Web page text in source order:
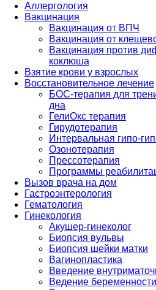
Аллергология
Вакцинация
Вакцинация от ВПЧ
Вакцинация от
Вакцинация против
коклюша
Взятие крови у взрослых
Восстановительное лечение
БОС-терапия для
дна
ГелиОкс терапия
Гирудотерапия
Интервальная гипо-
Озонотерапия
Прессотерапия
Программы
Вызов врача на дом
Гастроэнтерология
Гематология
Гинекология
Акушер-гинеколог
Биопсия вульвы
Биопсия шейки матки
Вагинопластика
Введение
Ведение беременности